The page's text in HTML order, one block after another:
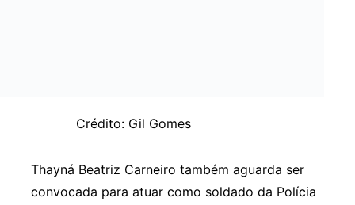
Crédito: Gil Gomes
Thayná Beatriz Carneiro também aguarda ser
convocada para atuar como soldado da Polícia